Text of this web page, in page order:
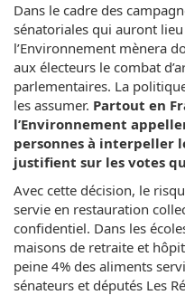
Dans le cadre des
sénatoriales qui auront
l’Environnement mènera
aux électeurs le combat
parlementaires. La
les assumer. Partout en
l’Environnement
personnes à interpeller
justifient sur les votes
Avec cette décision, le
servie en restauration
confidentiel. Dans les
maisons de retraite et
peine 4% des aliments
sénateurs et députés Les